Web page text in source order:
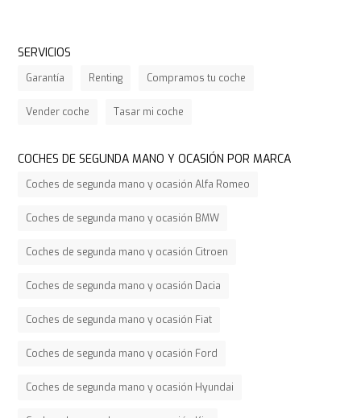
SERVICIOS
Garantía Renting Compramos tu coche
Vender coche Tasar mi coche
COCHES DE SEGUNDA MANO Y OCASIÓN POR MARCA
Coches de segunda mano y ocasión Alfa Romeo
Coches de segunda mano y ocasión BMW
Coches de segunda mano y ocasión Citroen
Coches de segunda mano y ocasión Dacia
Coches de segunda mano y ocasión Fiat
Coches de segunda mano y ocasión Ford
Coches de segunda mano y ocasión Hyundai